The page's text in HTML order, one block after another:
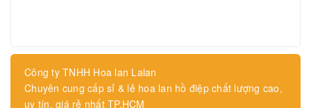
Công ty TNHH Hoa lan Lalan
Chuyên cung cấp sỉ & lẻ hoa lan hồ điệp chất lượng cao,
uy tín, giá rẻ nhất TP.HCM